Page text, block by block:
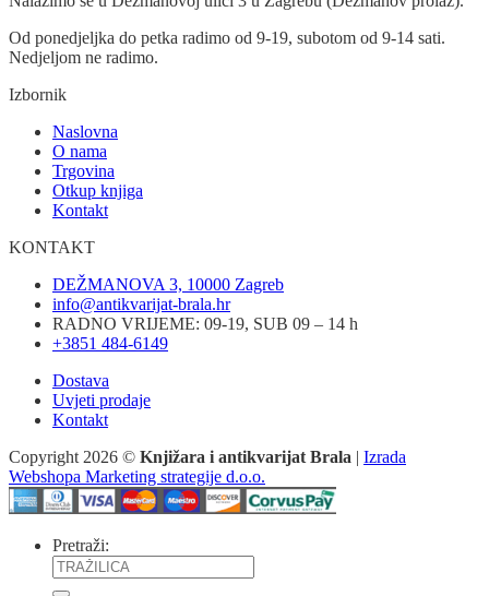
Od ponedjeljka do petka radimo od 9-19, subotom od 9-14 sati.
Nedjeljom ne radimo.
Izbornik
Naslovna
O nama
Trgovina
Otkup knjiga
Kontakt
KONTAKT
DEŽMANOVA 3, 10000 Zagreb
info@antikvarijat-brala.hr
RADNO VRIJEME: 09-19, SUB 09 – 14 h
+3851 484-6149
Dostava
Uvjeti prodaje
Kontakt
Copyright 2026 © Knjižara i antikvarijat Brala | Izrada
Webshopa Marketing strategije d.o.o.
Pretraži: